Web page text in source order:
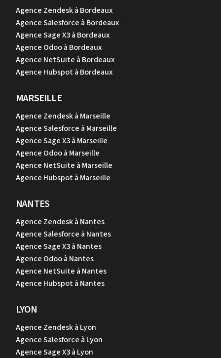
Agence Zendesk à Bordeaux
Agence Salesforce à Bordeaux
Agence Sage X3 à Bordeaux
Agence Odoo à Bordeaux
Agence NetSuite à Bordeaux
Agence Hubspot à Bordeaux
MARSEILLE
Agence Zendesk à Marseille
Agence Salesforce à Marseille
Agence Sage X3 à Marseille
Agence Odoo à Marseille
Agence NetSuite à Marseille
Agence Hubspot à Marseille
NANTES
Agence Zendesk à Nantes
Agence Salesforce à Nantes
Agence Sage X3 à Nantes
Agence Odoo à Nantes
Agence NetSuite à Nantes
Agence Hubspot à Nantes
LYON
Agence Zendesk à Lyon
Agence Salesforce à Lyon
Agence Sage X3 à Lyon